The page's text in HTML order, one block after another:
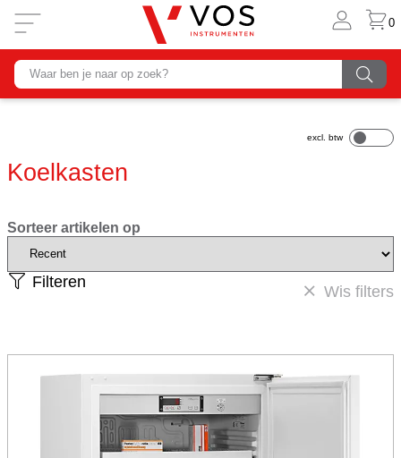
0
Koelkasten
Sorteer artikelen op
Filteren
Wis filters